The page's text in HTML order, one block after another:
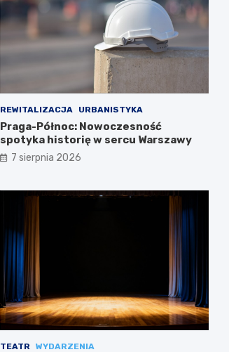
REWITALIZACJA URBANISTYKA
Praga-Północ: Nowoczesność
spotyka historię w sercu Warszawy
7 sierpnia 2026
TEATR WYDARZENIA